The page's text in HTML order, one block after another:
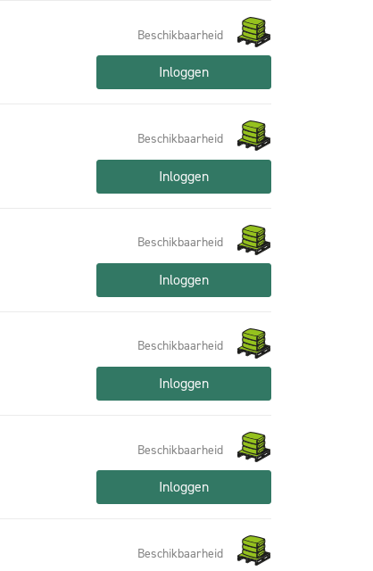
Beschikbaarheid
Inloggen
Beschikbaarheid
Inloggen
Beschikbaarheid
Inloggen
Beschikbaarheid
Inloggen
Beschikbaarheid
Inloggen
Beschikbaarheid